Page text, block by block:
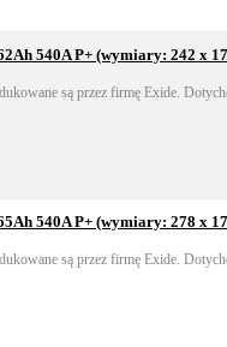
540A P+ (wymiary: 242 x
są przez firmę Exide.
540A P+ (wymiary: 278 x
są przez firmę Exide.